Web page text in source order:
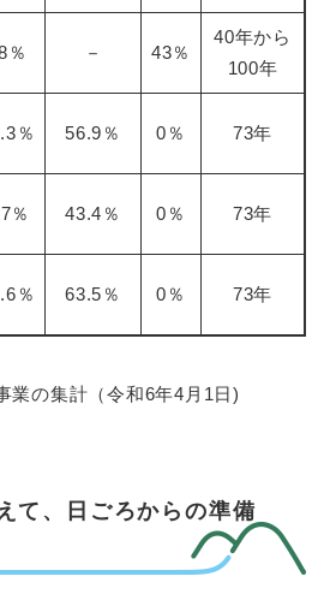
％ － 43％
40年から
100年
％ 56.9％ 0％ 73年
％ 43.4％ 0％ 73年
％ 63.5％ 0％ 73年
業の集計（令和6年4月1日)
て、日ごろからの準備